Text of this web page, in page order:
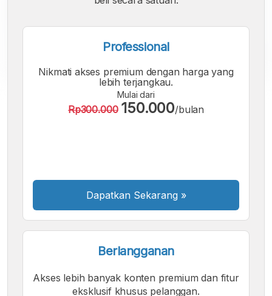
Font
A
Font
A
Font
Professional
Nikmati akses premium dengan harga yang
lebih terjangkau.
Mulai dari
Rp300.000 150.000/bulan
Dapatkan Sekarang »
Berlangganan
Akses lebih banyak konten premium dan fitur
eksklusif khusus pelanggan.